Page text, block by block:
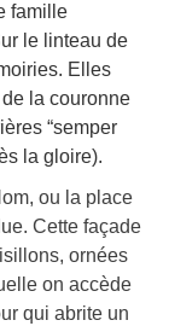
famille
le linteau de
Elles
la couronne
“semper
la gloire).
ou la place
Cette façade
ornées
on accède
qui abrite un